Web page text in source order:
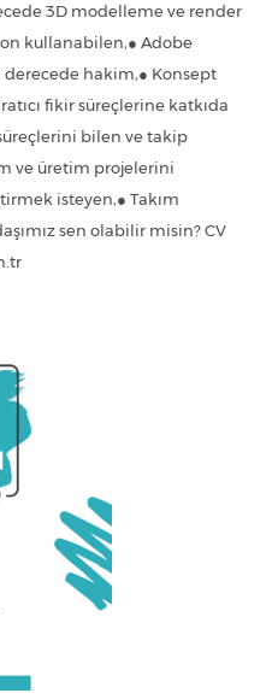
3D modelleme ve render
kullanabilen,● Adobe
derecede hakim,● Konsept
fikir süreçlerine katkıda
bilen ve takip
ve üretim projelerini
isteyen,● Takım
sen olabilir misin? CV